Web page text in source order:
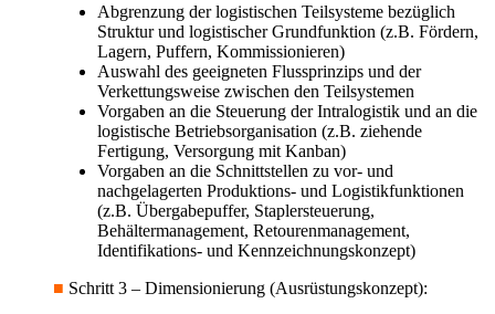
Abgrenzung der logistischen Teilsysteme bezüglich
Struktur und logistischer Grundfunktion (z.B. Fördern,
Lagern, Puffern, Kommissionieren)
Auswahl des geeigneten Flussprinzips und der
Verkettungsweise zwischen den Teilsystemen
Vorgaben an die Steuerung der Intralogistik und an die
logistische Betriebsorganisation (z.B. ziehende
Fertigung, Versorgung mit Kanban)
Vorgaben an die Schnittstellen zu vor- und
nachgelagerten Produktions- und Logistikfunktionen
(z.B. Übergabepuffer, Staplersteuerung,
Behältermanagement, Retourenmanagement,
Identifikations- und Kennzeichnungskonzept)
■ Schritt 3 – Dimensionierung (Ausrüstungskonzept):